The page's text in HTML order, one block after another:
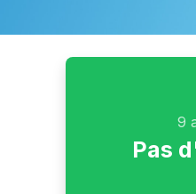
9
Pas